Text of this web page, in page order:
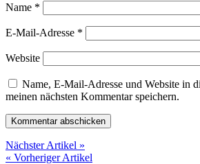
Name *
E-Mail-Adresse *
Website
Name, E-Mail-Adresse und Website in
meinen nächsten Kommentar speichern.
Nächster Artikel »
« Vorheriger Artikel